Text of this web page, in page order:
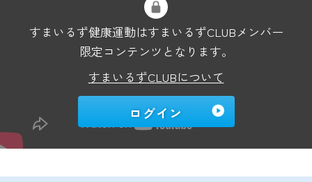
すまいるず健康運動はすまいるずCLUBメンバー
限定コンテンツとなります。
すまいるずCLUBについて
ログイン